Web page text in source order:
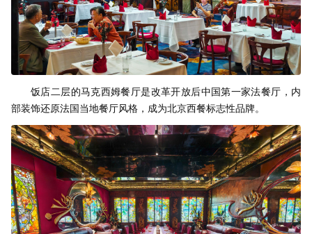
饭店二层的马克西姆餐厅是改革开放后中国第一家法餐厅，内
部装饰还原法国当地餐厅风格，成为北京西餐标志性品牌。